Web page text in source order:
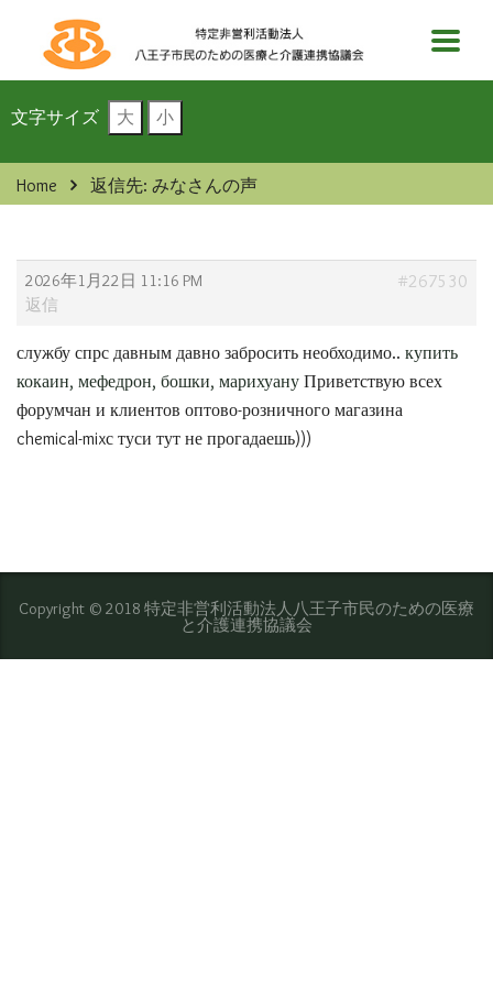
文字サイズ 大 小
Home 返信先: みなさんの声
2026年1月22日 11:16 PM #267530
返信
службу спрс давным давно забросить необходимо.. купить
кокаин, мефедрон, бошки, марихуану Приветствую всех
форумчан и клиентов оптово-розничного магазина
chemical-mixс туси тут не прогадаешь)))
Copyright © 2018 特定非営利活動法人八王子市民のための医療
と介護連携協議会